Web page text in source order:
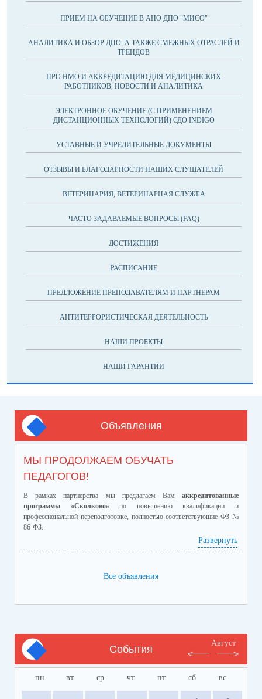
ПРИЕМ НА ОБУЧЕНИЕ В АНО ДПО "МИСО"
АНАЛИТИКА И ОБЗОР ДПО, А ТАКЖЕ СМЕЖНЫХ ОТРАСЛЕЙ И
ТРЕНДОВ
ПРО НМО И АККРЕДИТАЦИЮ ДЛЯ МЕДИЦИНСКИХ
РАБОТНИКОВ, НОВОСТИ И АНАЛИТИКА
ЭЛЕКТРОННОЕ ОБУЧЕНИЕ (С ПРИМЕНЕНИЕМ
ДИСТАНЦИОННЫХ ТЕХНОЛОГИЙ) СДО INDIGO
УСТАВНЫЕ И УЧРЕДИТЕЛЬНЫЕ ДОКУМЕНТЫ
ОТЗЫВЫ И БЛАГОДАРНОСТИ НАШИХ СЛУШАТЕЛЕЙ
ВЕТЕРИНАРИЯ, ВЕТЕРИНАРНАЯ СЛУЖБА
ЧАСТО ЗАДАВАЕМЫЕ ВОПРОСЫ (FAQ)
ДОСТИЖЕНИЯ
РАСПИСАНИЕ
ПРЕДЛОЖЕНИЕ ПРЕПОДАВАТЕЛЯМ И ПАРТНЕРАМ
АНТИТЕРРОРИСТИЧЕСКАЯ ДЕЯТЕЛЬНОСТЬ
НАШИ ПРОЕКТЫ
НАШИ ГАРАНТИИ
Объявления
МЫ ПРОДОЛЖАЕМ ОБУЧАТЬ
ПЕДАГОГОВ!
В рамках партнерства мы предлагаем Вам аккредитованные
программы «Сколково»по повышению квалификации и
профессиональной переподготовке, полностью соответствующие ФЗ №
86-ФЗ.
Ознакомиться с программами и ценами можно в
приложенном файле.
Развернуть
Все объявления
События
Август
пн вт ср чт пт сб вс